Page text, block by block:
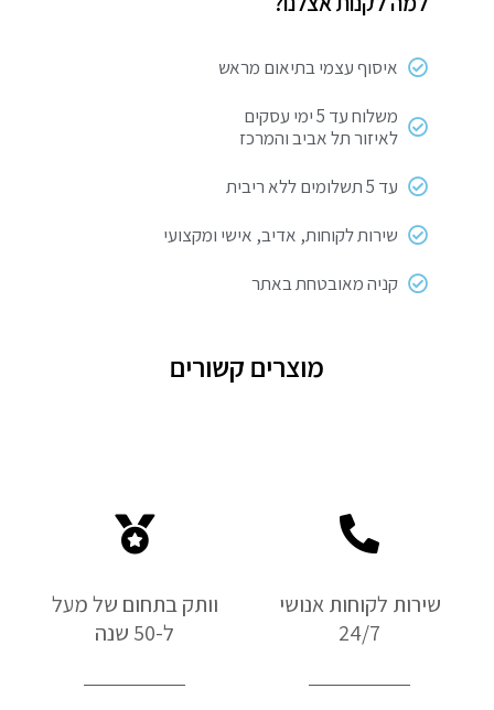
איסוף עצמי בתיאום מראש
משלוח עד 5 ימי עסקים
לאיזור תל אביב והמרכז
עד 5 תשלומים ללא ריבית
שירות לקוחות, אדיב, אישי ומקצועי
קניה מאובטחת באתר
מוצרים קשורים
שירות לקוחות אנושי
24/7
וותק בתחום של מעל
ל-50 שנה